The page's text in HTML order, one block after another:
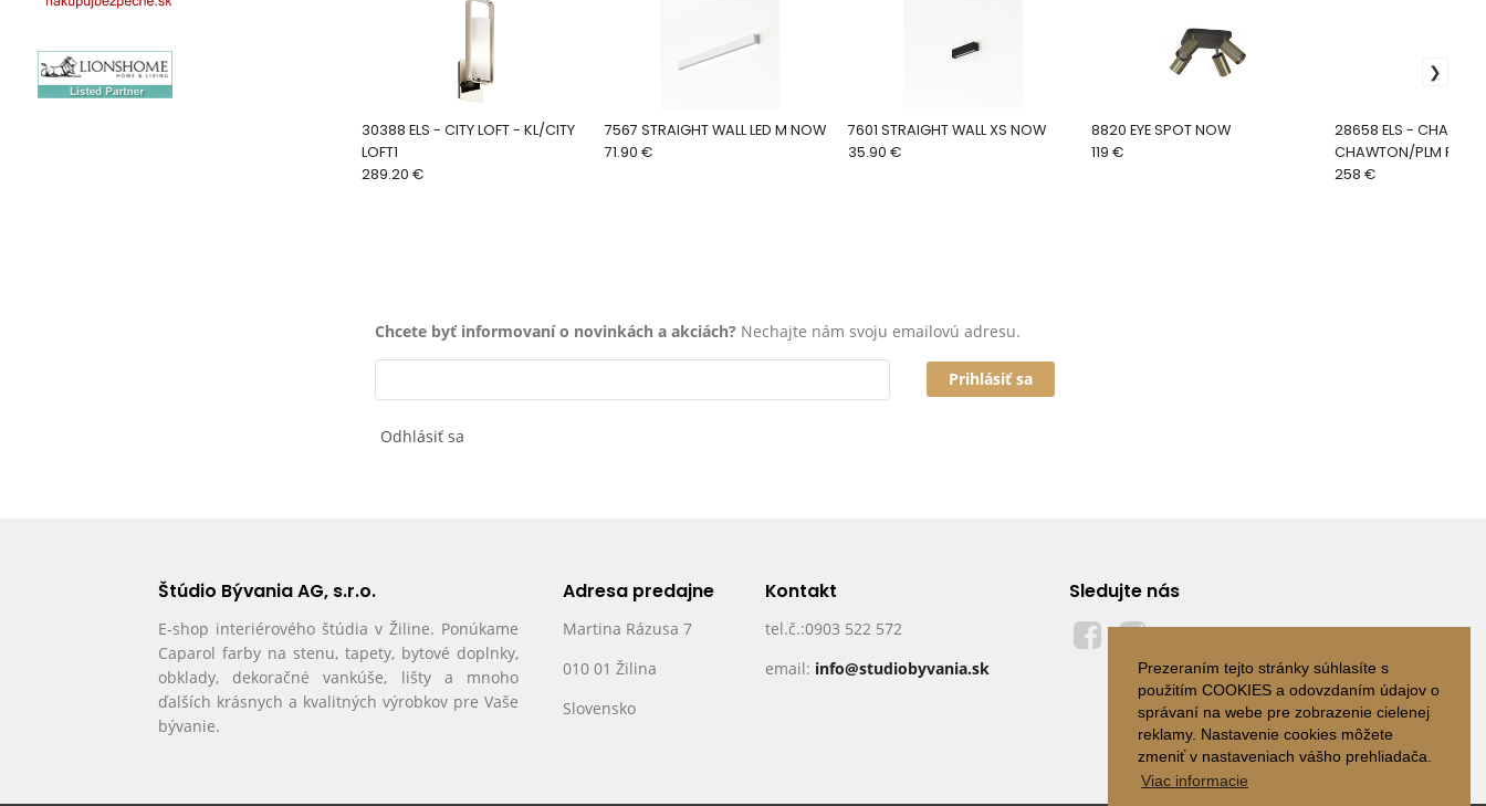
Prezeraním tejto stránky súhlasíte s
použitím COOKIES a odovzdaním údajov o
správaní na webe pre zobrazenie cielenej
reklamy. Nastavenie cookies môžete
zmeniť v nastaveniach vášho prehliadača.
Viac informacie
30388 ELS - CITY LOFT - KL/CITY
LOFT1
289.20 €
7567 STRAIGHT WALL LED M NOW
71.90 €
7601 STRAIGHT WALL XS NOW
35.90 €
8820 EYE SPOT NOW
119 €
28658 ELS - CHAWTON -
CHAWTON/PLM PN
258 €
Chcete byť informovaní o novinkách a akciách? Nechajte nám svoju emailovú adresu.
Prihlásiť sa
Odhlásiť sa
Štúdio Bývania AG, s.r.o.
E-shop interiérového štúdia v Žiline. Ponúkame
Caparol farby na stenu, tapety, bytové doplnky,
obklady, dekoračné vankúše, lišty a mnoho
ďalších krásnych a kvalitných výrobkov pre Vaše
bývanie.
Adresa predajne
Martina Rázusa 7
010 01 Žilina
Slovensko
Kontakt
tel.č.:0903 522 572
email: info@studiobyvania.sk
Sledujte nás